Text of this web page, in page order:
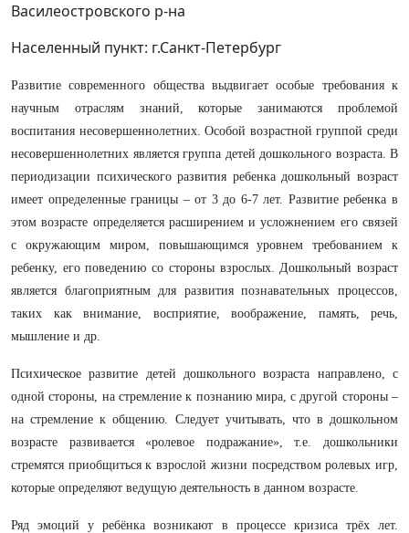
Василеостровского р-на
Населенный пункт: г.Санкт-Петербург
Развитие современного общества выдвигает особые требования к
научным отраслям знаний, которые занимаются проблемой
воспитания несовершеннолетних. Особой возрастной группой среди
несовершеннолетних является группа детей дошкольного возраста. В
периодизации психического развития ребенка дошкольный возраст
имеет определенные границы – от 3 до 6-7 лет. Развитие ребенка в
этом возрасте определяется расширением и усложнением его связей
с окружающим миром, повышающимся уровнем требованием к
ребенку, его поведению со стороны взрослых. Дошкольный возраст
является благоприятным для развития познавательных процессов,
таких как внимание, восприятие, воображение, память, речь,
мышление и др.
Психическое развитие детей дошкольного возраста направлено, с
одной стороны, на стремление к познанию мира, с другой стороны –
на стремление к общению. Следует учитывать, что в дошкольном
возрасте развивается «ролевое подражание», т.е. дошкольники
стремятся приобщиться к взрослой жизни посредством ролевых игр,
которые определяют ведущую деятельность в данном возрасте.
Ряд эмоций у ребёнка возникают в процессе кризиса трёх лет.